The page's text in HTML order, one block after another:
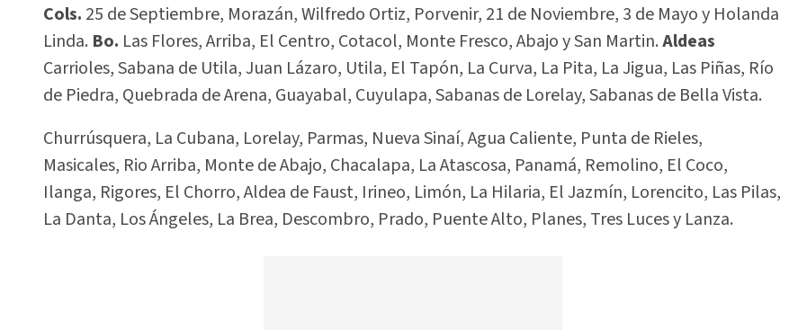
Cols. 25 de Septiembre, Morazán, Wilfredo Ortiz, Porvenir, 21 de Noviembre, 3 de Mayo y Holanda
Linda. Bo. Las Flores, Arriba, El Centro, Cotacol, Monte Fresco, Abajo y San Martin.Aldeas
Carrioles, Sabana de Utila, Juan Lázaro, Utila, El Tapón, La Curva, La Pita, La Jigua, Las Piñas, Río
de Piedra, Quebrada de Arena, Guayabal, Cuyulapa, Sabanas de Lorelay, Sabanas de Bella Vista.
Churrúsquera, La Cubana, Lorelay, Parmas, Nueva Sinaí, Agua Caliente, Punta de Rieles,
Masicales, Rio Arriba, Monte de Abajo, Chacalapa, La Atascosa, Panamá, Remolino, El Coco,
Ilanga, Rigores, El Chorro, Aldea de Faust, Irineo, Limón, La Hilaria, El Jazmín, Lorencito, Las Pilas,
La Danta, Los Ángeles, La Brea, Descombro, Prado, Puente Alto, Planes, Tres Luces y Lanza.